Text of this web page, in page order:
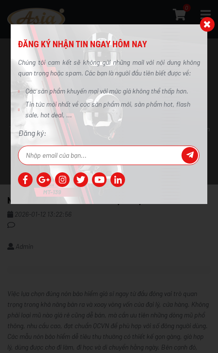
ĐĂNG KÝ NHẬN TIN NGAY HÔM NAY
Chúng tôi cam kết sẽ không gửi những mail với nội dung không
quan trọng hoặc spam. Các bạn là người đầu tiên biết được về:
Các sản phẩm khuyến mại với mức giá không thể thấp hơn.
Tin tức mới nhất về các sản phẩm mới, sản phẩm hot, flash
sale, hot deal, ...
Đăng ký:
0
Nón Bảo Hiểm Giá Sỉ Nên Nhập Loại Nào
Để Dễ Bán
Trang chủ / Tin tức / Nón Bảo Hiểm Giá Sỉ Nên Nhập Loại Nào Để Dễ Bán
NÓN BẢO HIỂM GIÁ SỈ NÊN NHẬP LOẠI NÀO ĐỂ DỄ BÁN
2026-01-12 13:22:56
Admin
Việc lựa chọn đúng nón bảo hiểm giá sỉ ngay từ đầu đóng vai trò quan
trọng trong khả năng bán ra và xoay vòng vốn của đại lý, cửa hàng. Không
phải loại mũ nào giá rẻ cũng dễ bán, mà cần ưu tiên những dòng mũ phổ
thông, nhu cầu cao, đạt chuẩn QCVN để phù hợp với số đông người dùng.
Các mẫu nón bảo hiểm dễ tiêu thụ thường có thiết kế gọn gàng, giá hợp
lý, dùng được cho đi làm, đi học và di chuyển hằng ngày. Bên cạnh đó,